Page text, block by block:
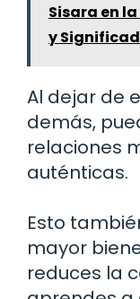
Sisara en
y
Al dejar de
demás,
relaciones
auténticas.
Esto
mayor
reduces la